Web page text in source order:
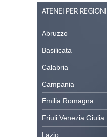
ATENEI PER REGIONI
Abruzzo
Basilicata
Calabria
Campania
Emilia Romagna
Friuli Venezia Giulia
Lazio